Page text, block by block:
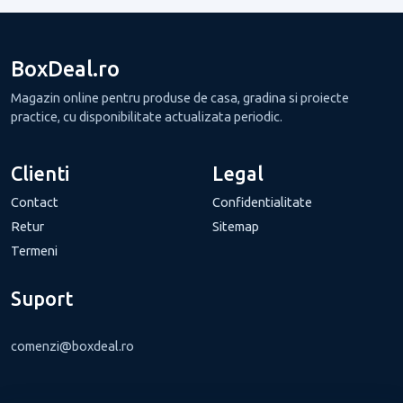
BoxDeal.ro
Magazin online pentru produse de casa, gradina si proiecte
practice, cu disponibilitate actualizata periodic.
Clienti
Contact
Retur
Termeni
Legal
Confidentialitate
Sitemap
Suport
comenzi@boxdeal.ro